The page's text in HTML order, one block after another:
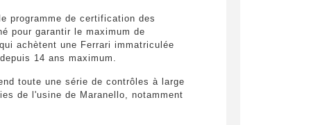
programme de certification des
pour garantir le maximum de
achètent une Ferrari immatriculée
14 ans maximum.
toute une série de contrôles à large
de l'usine de Maranello, notamment